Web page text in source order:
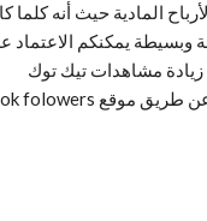
المادية حيث أنه كلما
وبسيطة يمكنكم
زيادة مشاهدات تيك توك